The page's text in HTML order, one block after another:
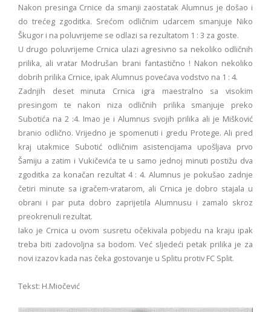
Nakon presinga Crnice da smanji zaostatak Alumnus je došao i
do trećeg zgoditka. Srećom odličnim udarcem smanjuje Niko
Škugor i na poluvrijeme se odlazi sa rezultatom 1 : 3 za goste.
U drugo poluvrijeme Crnica ulazi agresivno sa nekoliko odličnih
prilika, ali vratar Modrušan brani fantastično ! Nakon nekoliko
dobrih prilika Crnice, ipak Alumnus povećava vodstvo na 1 : 4.
Zadnjih deset minuta Crnica igra maestralno sa visokim
presingom te nakon niza odličnih prilika smanjuje preko
Subotića na 2 :4. Imao je i Alumnus svojih prilika ali je Mišković
branio odlično. Vrijedno je spomenuti i gredu Protege. Ali pred
kraj utakmice Subotić odličnim asistencijama upošljava prvo
Šamiju a zatim i Vukičevića te u samo jednoj minuti postižu dva
zgoditka za konačan rezultat 4 : 4. Alumnus je pokušao zadnje
četiri minute sa igračem-vratarom, ali Crnica je dobro stajala u
obrani i par puta dobro zaprijetila Alumnusu i zamalo skroz
preokrenuli rezultat.
Iako je Crnica u ovom susretu očekivala pobjedu na kraju ipak
treba biti zadovoljna sa bodom. Već sljedeći petak prilika je za
novi izazov kada nas čeka gostovanje u Splitu protiv FC Split.
Tekst: H.Miočević